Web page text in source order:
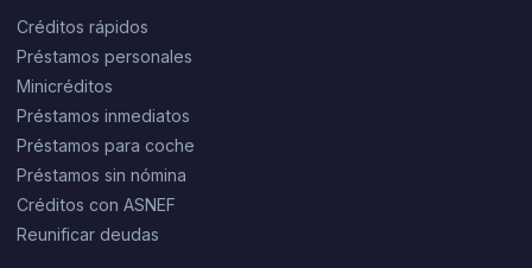
Créditos rápidos
Préstamos personales
Minicréditos
Préstamos inmediatos
Préstamos para coche
Préstamos sin nómina
Créditos con ASNEF
Reunificar deudas